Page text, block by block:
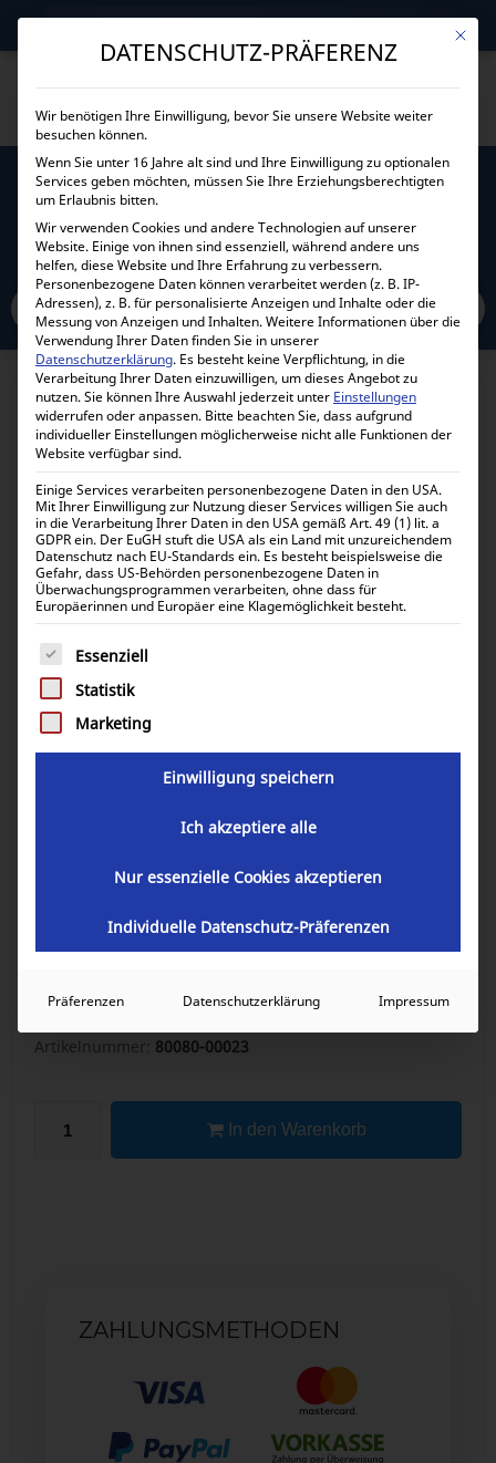
→
ANSCHLUSSKABEL 2X 1M 70MM² M8 ZU M8
80080-00023
Home Alle Produkte Zubehör Kabel
Stromkabel
Anschlusskabel 2x 1m 70mm² M8 zu M8 80080-00023
inkl. 0% MwSt.
75,86€inkl. 19% MwSt.
Anschlusskabel 2x 1m 70mm² M8 zu
Artikelnummer: 80080-00023
In den Warenkorb
ZAHLUNGSMETHODEN
Mit
DATENSCHUTZ-PRÄFERENZ
Wir benötigen Ihre Einwilligung, bevor Sie unsere Website weiter
besuchen können.
Wenn Sie unter 16 Jahre alt sind und Ihre Einwilligung zu optionalen
Services geben möchten, müssen Sie Ihre Erziehungsberechtigten
um Erlaubnis bitten.
Wir verwenden Cookies und andere Technologien auf unserer
Website. Einige von ihnen sind essenziell, während andere uns
helfen, diese Website und Ihre Erfahrung zu verbessern.
Personenbezogene Daten können verarbeitet werden (z. B. IP-
Adressen), z. B. für personalisierte Anzeigen und Inhalte oder die
Messung von Anzeigen und Inhalten.Weitere Informationen über die
Verwendung Ihrer Daten finden Sie in unserer
Datenschutzerklärung. Es besteht keine Verpflichtung, in die
Verarbeitung Ihrer Daten einzuwilligen, um dieses Angebot zu
nutzen.Sie können Ihre Auswahl jederzeit unter Einstellungen
widerrufen oder anpassen. Bitte beachten Sie, dass aufgrund
individueller Einstellungen möglicherweise nicht alle Funktionen der
Website verfügbar sind.
Einige Services verarbeiten personenbezogene Daten in den USA.
Mit Ihrer Einwilligung zur Nutzung dieser Services willigen Sie auch
in die Verarbeitung Ihrer Daten in den USA gemäß Art. 49 (1) lit. a
GDPR ein. Der EuGH stuft die USA als ein Land mit unzureichendem
Datenschutz nach EU-Standards ein. Es besteht beispielsweise die
Gefahr, dass US-Behörden personenbezogene Daten in
Überwachungsprogrammen verarbeiten, ohne dass für
Europäerinnen und Europäer eine Klagemöglichkeit besteht.
Es folgt eine Liste der Service-Gruppen, für die eine
Essenziell
Statistik
Marketing
Einwilligung speichern
Ich akzeptiere alle
Nur essenzielle Cookies akzeptieren
Individuelle Datenschutz-Präferenzen
Präferenzen Datenschutzerklärung Impressum